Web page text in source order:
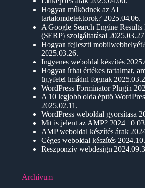
Hogyan működnek az AI
tartalomdetektorok? 2025.04.06.
A Google Search Engine Results
(SERP) szolgáltatásai 2025.03.27.
Hogyan fejleszti mobilwebhelyét?
2025.03.26.
Ingyenes weboldal készítés
Hogyan írhat értékes tartalmat,
ügyfelei imádni fognak
WordPress Forminator Plugin
A 10 legjobb oldalépítő
2025.02.11.
WordPress weboldal gyorsítása
Mit is jelent az AMP?
AMP weboldal készítés árak
Céges weboldal készítés
Reszponzív webdesign
Archívum